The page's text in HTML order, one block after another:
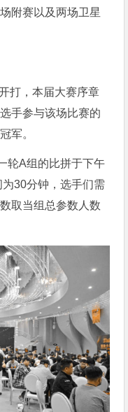
附赛以及两场卫星
打，本届大赛序章
手参与该场比赛的
军。
轮A组的比拼于下午
30分钟，选手们需
取当组总参数人数